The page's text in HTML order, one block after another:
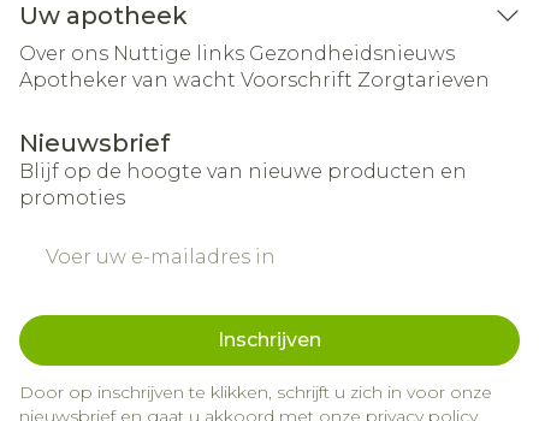
Uw apotheek
Over ons Nuttige links Gezondheidsnieuws
Apotheker van wacht Voorschrift Zorgtarieven
Nieuwsbrief
Blijf op de hoogte van nieuwe producten en
promoties
Inschrijven
Door op inschrijven te klikken, schrijft u zich in voor onze
nieuwsbrief en gaat u akkoord met onze privacy policy